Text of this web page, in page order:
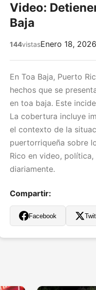
Video:
Baja
144vistasEnero 18, 2026
En Toa Baja, Puerto
hechos que se
en toa baja. Este
La cobertura incluye
el contexto de la
puertorriqueña sobre
Rico en video,
diariamente.
Compartir:
Facebook